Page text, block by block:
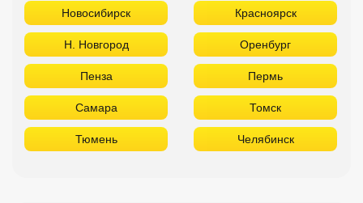
Новосибирск Красноярск
Н. Новгород Оренбург
Пенза Пермь
Самара Томск
Тюмень Челябинск